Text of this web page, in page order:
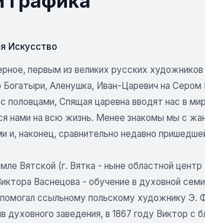
Искусство
первым из великих русских
Аленушка, Иван-Царевич на Сером
половцами, Спящая царевна вводят нас в
нами на всю жизнь. Менее знакомы мы с
наконец, сравнительно недавно
Вятской (г. Вятка - ныне областной
Васнецова - обучение в духовной
ссыльному польскому художнику Э.
заведения, в 1867 году Виктор с